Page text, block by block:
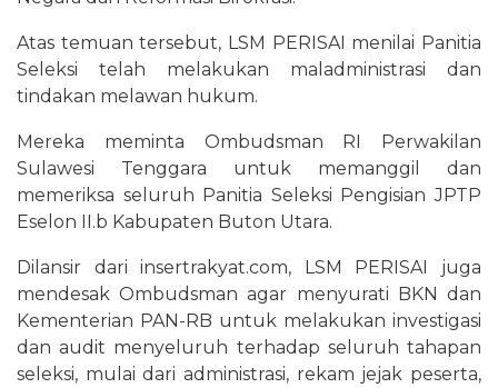
Atas temuan tersebut, LSM PERISAI menilai Panitia
Seleksi telah melakukan maladministrasi dan
tindakan melawan hukum.
Mereka meminta Ombudsman RI Perwakilan
Sulawesi Tenggara untuk memanggil dan
memeriksa seluruh Panitia Seleksi Pengisian JPTP
Eselon II.b Kabupaten Buton Utara.
Dilansir dari insertrakyat.com, LSM PERISAI juga
mendesak Ombudsman agar menyurati BKN dan
Kementerian PAN-RB untuk melakukan investigasi
dan audit menyeluruh terhadap seluruh tahapan
seleksi, mulai dari administrasi, rekam jejak peserta,